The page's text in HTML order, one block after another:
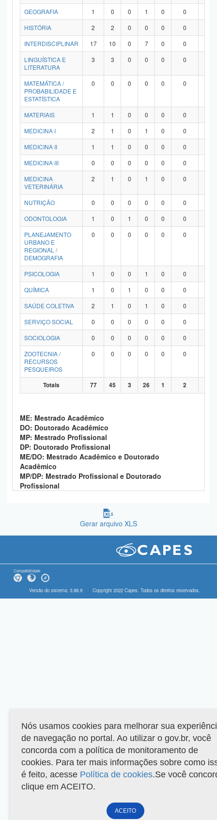
GEOGRAFIA
1 0 0 1 0 0
HISTÓRIA
2 2 0 0 0 0
INTERDISCIPLINAR
17 10 0 7 0 0
LINGUÍSTICA E
LITERATURA
3 3 0 0 0 0
MATEMÁTICA /
PROBABILIDADE E
ESTATÍSTICA
0 0 0 0 0 0
MATERIAIS 1 1 0 0 0 0
MEDICINA I
2 1 0 1 0 0
MEDICINA II
1 1 0 0 0 0
MEDICINA III
0 0 0 0 0 0
MEDICINA
VETERINÁRIA
2 1 0 1 0 0
NUTRIÇÃO 0 0 0 0 0 0
ODONTOLOGIA
1 0 1 0 0 0
PLANEJAMENTO
URBANO E
REGIONAL /
DEMOGRAFIA
0 0 0 0 0 0
PSICOLOGIA 1 0 0 1 0 0
QUÍMICA
1 0 1 0 0 0
SAÚDE COLETIVA
2 1 0 1 0 0
SERVIÇO SOCIAL
0 0 0 0 0 0
SOCIOLOGIA
0 0 0 0 0 0
ZOOTECNIA /
RECURSOS
PESQUEIROS
0 0 0 0 0 0
Totais 77 45 3 26 1 2
ME: Mestrado Acadêmico
DO: Doutorado Acadêmico
MP: Mestrado Profissional
DP: Doutorado Profissional
ME/DO: Mestrado Acadêmico e Doutorado
Acadêmico
MP/DP: Mestrado Profissional e Doutorado
Profissional
Gerar arquivo XLS
Compatibilidade
Versão do sistema: 3.88.9 Copyright 2022 Capes. Todos os direitos reservados.
Nós usamos cookies para melhorar sua
de navegação no portal. Ao utilizar o gov.br, você
concorda com a política de monitoramento de
cookies. Para ter mais informações sobre como
é feito, acesse Política de cookies.Se você
clique em ACEITO.
ACEITO